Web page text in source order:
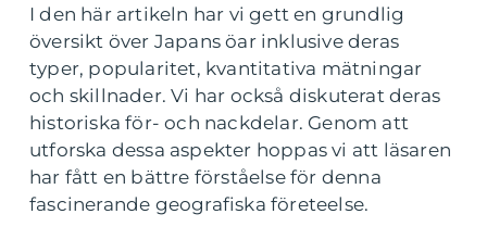
I den här artikeln har vi gett en grundlig
översikt över Japans öar inklusive deras
typer, popularitet, kvantitativa mätningar
och skillnader. Vi har också diskuterat deras
historiska för- och nackdelar. Genom att
utforska dessa aspekter hoppas vi att läsaren
har fått en bättre förståelse för denna
fascinerande geografiska företeelse.